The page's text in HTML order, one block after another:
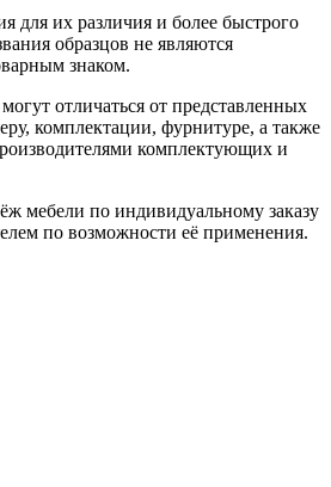
для их различия и более быстрого
образцов не являются
знаком.
отличаться от представленных
комплектации, фурнитуре, а также
комплектующих и
мебели по индивидуальному заказу
по возможности её применения.